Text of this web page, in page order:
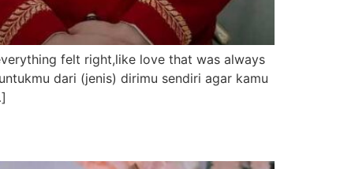
felt right,like love that was always
dari (jenis) dirimu sendiri agar kamu